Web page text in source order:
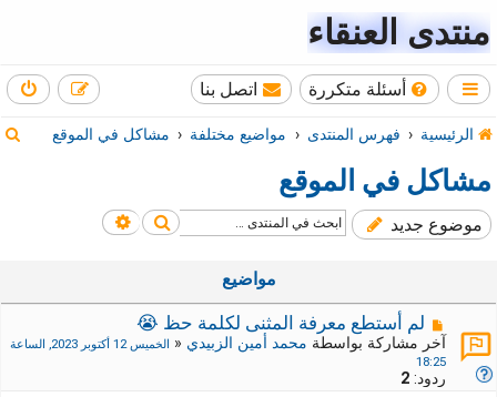
منتدى العنقاء
أسئلة متكررة اتصل بنا
الرئيسية فهرس المنتدى مواضيع مختلفة مشاكل في الموقع
مشاكل في الموقع
موضوع جديد بحث بحث متقدم
مواضيع
لم أستطع معرفة المثنى لكلمة حظ 😭
آخر مشاركة بواسطة محمد أمين الزبيدي «
الخميس 12 أكتوبر 2023, الساعة
18:25
ردود: 2